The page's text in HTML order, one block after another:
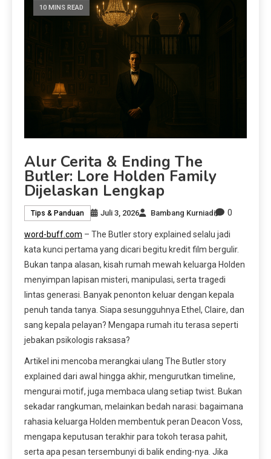
10 MINS READ
Alur Cerita & Ending The
Butler: Lore Holden Family
Dijelaskan Lengkap
Tips & Panduan Juli 3, 2026 Bambang Kurniadi 0
word-buff.com – The Butler story explained selalu jadi
kata kunci pertama yang dicari begitu kredit film bergulir.
Bukan tanpa alasan, kisah rumah mewah keluarga Holden
menyimpan lapisan misteri, manipulasi, serta tragedi
lintas generasi. Banyak penonton keluar dengan kepala
penuh tanda tanya. Siapa sesungguhnya Ethel, Claire, dan
sang kepala pelayan? Mengapa rumah itu terasa seperti
jebakan psikologis raksasa?
Artikel ini mencoba merangkai ulang The Butler story
explained dari awal hingga akhir, mengurutkan timeline,
mengurai motif, juga membaca ulang setiap twist. Bukan
sekadar rangkuman, melainkan bedah narasi: bagaimana
rahasia keluarga Holden membentuk peran Deacon Voss,
mengapa keputusan terakhir para tokoh terasa pahit,
serta apa pesan tersembunyi di balik ending-nya. Jika